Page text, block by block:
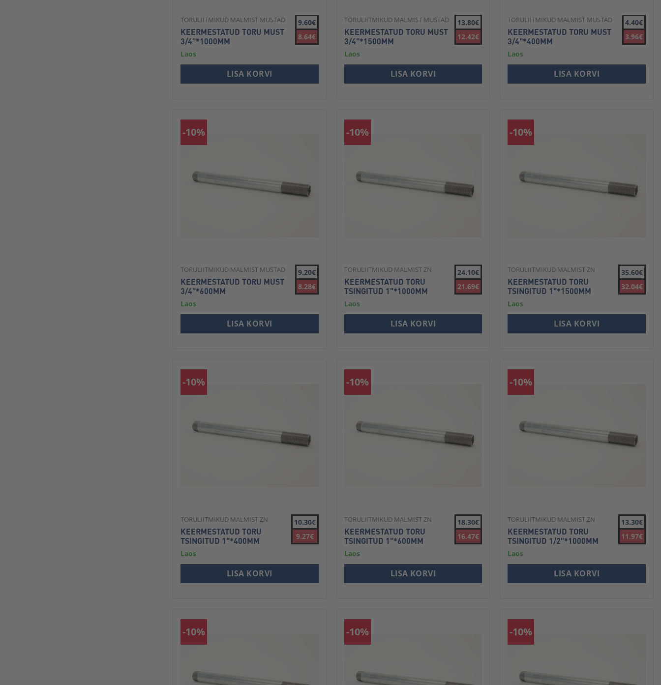
TORULIITMIKUD MALMIST MUSTAD
KEERMESTATUD TORU MUST
3/4"*1000MM
Laos
9.60€
8.64€
LISA KORVI
TORULIITMIKUD MALMIST MUSTAD
KEERMESTATUD TORU MUST
3/4"*1500MM
Laos
13.80€
12.42€
LISA KORVI
TORULIITMIKUD MALMIST MUSTAD
KEERMESTATUD TORU MUST
3/4"*400MM
Laos
4.40€
3.96€
LISA KORVI
-10%
TORULIITMIKUD MALMIST MUSTAD
KEERMESTATUD TORU MUST
3/4"*600MM
Laos
9.20€
8.28€
LISA KORVI
-10%
TORULIITMIKUD MALMIST ZN
KEERMESTATUD TORU
TSINGITUD 1"*1000MM
Laos
24.10€
21.69€
LISA KORVI
-10%
TORULIITMIKUD MALMIST ZN
KEERMESTATUD TORU
TSINGITUD 1"*1500MM
Laos
35.60€
32.04€
LISA KORVI
-10%
TORULIITMIKUD MALMIST ZN
KEERMESTATUD TORU
TSINGITUD 1"*400MM
Laos
10.30€
9.27€
LISA KORVI
-10%
TORULIITMIKUD MALMIST ZN
KEERMESTATUD TORU
TSINGITUD 1"*600MM
Laos
18.30€
16.47€
LISA KORVI
-10%
TORULIITMIKUD MALMIST ZN
KEERMESTATUD TORU
TSINGITUD 1/2"*1000MM
Laos
13.30€
11.97€
LISA KORVI
-10% -10% -10%